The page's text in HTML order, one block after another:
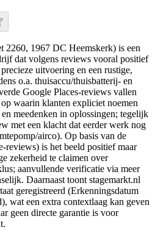
1967 DC Heemskerk) is een
dat volgens reviews vooral positief
uitvoering en een rustige,
o.a. thuisaccu/thuisbatterij- en
Google Places-reviews vallen
waarin klanten expliciet noemen
meedenken in oplossingen; tegelijk
met een klacht dat eerder werk nog
airco). Op basis van de
reviews) is het beeld positief maar
zekerheid te claimen over
aanvullende verificatie via meer
Daarnaast toont stagemarkt.nl
geregistreerd (Erkenningsdatum
wat een extra contextlaag kan geven
geen directe garantie is voor